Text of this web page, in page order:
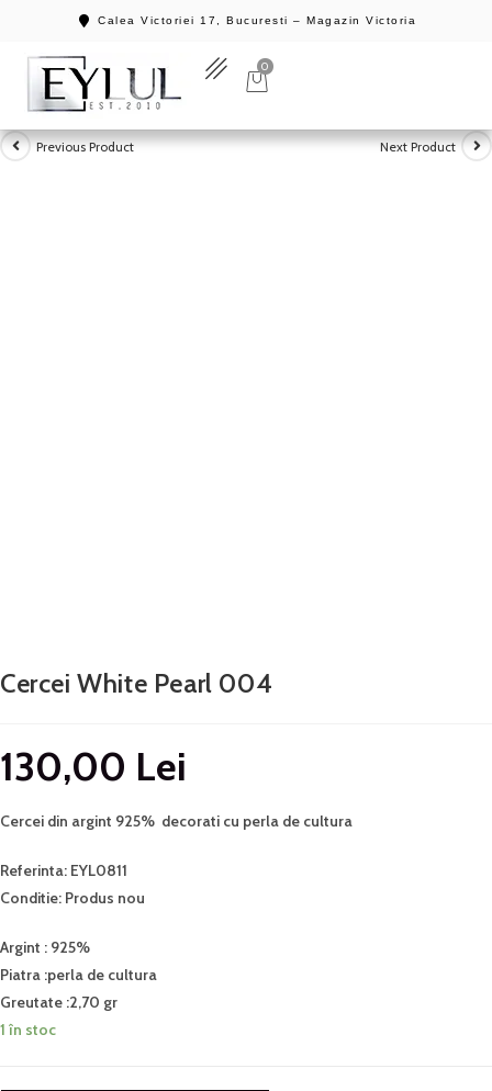
Calea Victoriei 17, Bucuresti – Magazin Victoria
0
Previous Product Next Product
Cercei White Pearl 004
130,00 Lei
Cercei din argint 925% decorati cu perla de cultura
Referinta: EYL0811
Conditie: Produs nou
Argint : 925%
Piatra :perla de cultura
Greutate :2,70 gr
1 în stoc